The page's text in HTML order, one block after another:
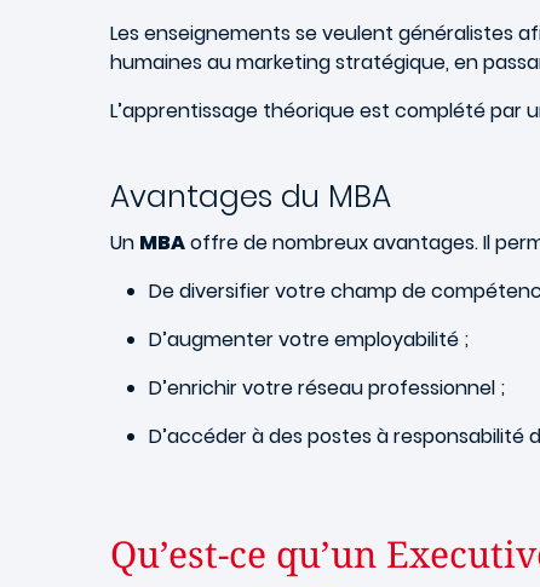
Les enseignements se veulent généralistes
humaines au marketing stratégique, en
L’apprentissage théorique est complété par
Avantages du MBA
Un MBAoffre de nombreux avantages. Il
De diversifier votre champ de
D’augmenter votre employabilité ;
D’enrichir votre réseau professionnel ;
D’accéder à des postes à
Qu’est-ce qu’un